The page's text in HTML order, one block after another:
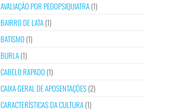
AVALIAÇÃO POR PEDOPSIQUIATRA(1)
BAIRRO DE LATA(1)
BATISMO (1)
BURLA(1)
CABELO RAPADO (1)
CAIXA GERAL DE APOSENTAÇÕES(2)
CARACTERÍSTICAS DA CULTURA(1)